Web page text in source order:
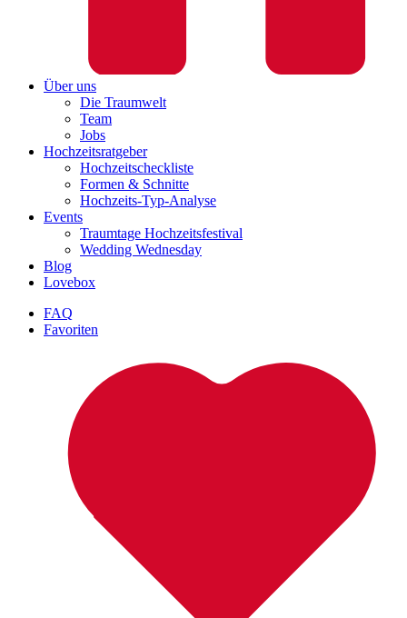
Über uns
Die Traumwelt
Team
Jobs
Hochzeitsratgeber
Hochzeitscheckliste
Formen & Schnitte
Hochzeits-Typ-Analyse
Events
Traumtage Hochzeitsfestival
Wedding Wednesday
Blog
Lovebox
FAQ
Favoriten